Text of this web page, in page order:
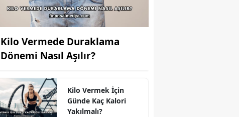
Kilo Vermede Duraklama
Dönemi Nasıl Aşılır?
Kilo Vermek İçin
Günde Kaç Kalori
Yakılmalı?